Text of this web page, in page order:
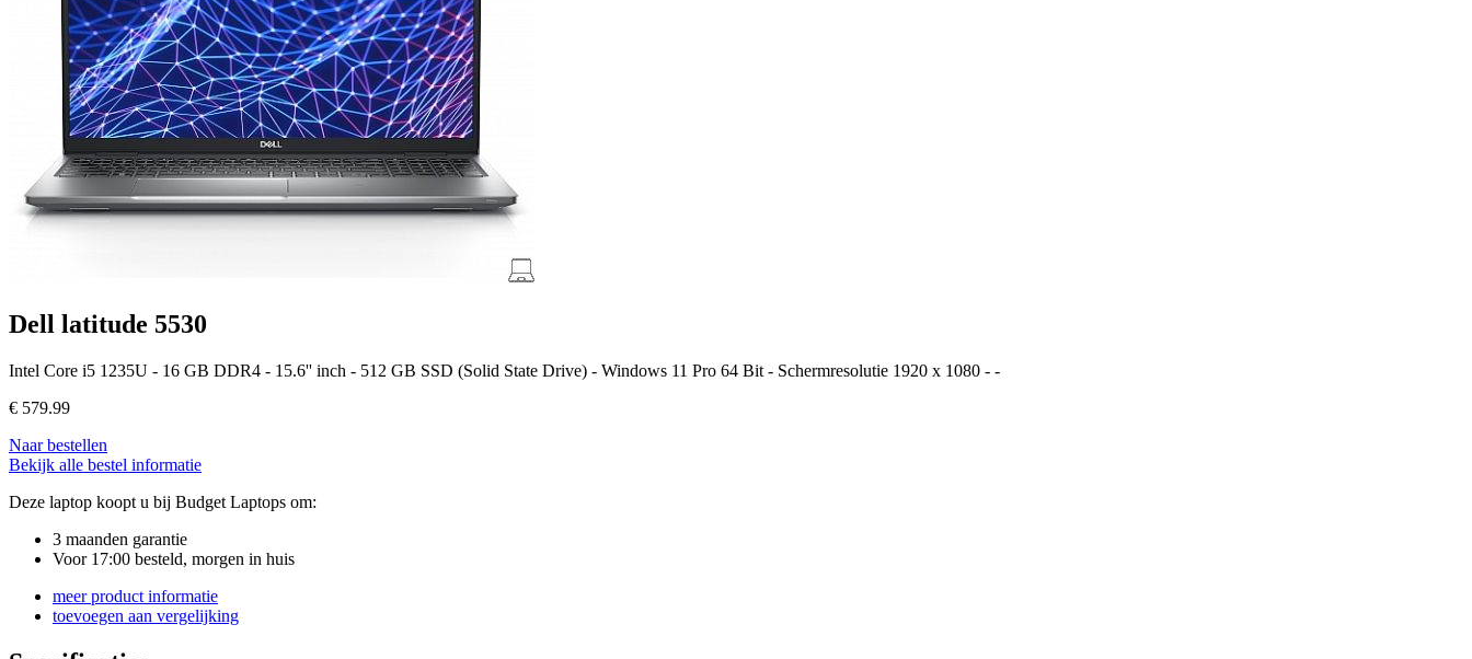
Dell latitude 5530
Intel Core i5 1235U - 16 GB DDR4 - 15.6'' inch - 512 GB SSD (Solid State Drive) - Windows 11 Pro 64 Bit - Schermresolutie 1920 x 1080 - -
€ 579.99
Naar bestellen
Bekijk alle bestel informatie
Deze laptop koopt u bij Budget Laptops om:
3 maanden garantie
Voor 17:00 besteld, morgen in huis
meer product informatie
toevoegen aan vergelijking